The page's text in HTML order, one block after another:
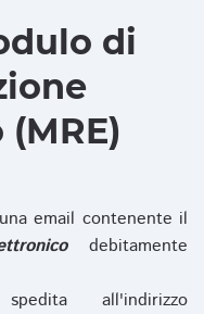
di
email contenente il
debitamente
all'indirizzo